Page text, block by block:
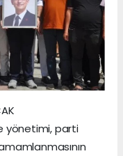
yönetimi, parti